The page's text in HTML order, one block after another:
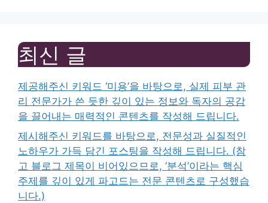
최신 글
제공해주신 키워드 ‘미용’을 바탕으로, 실제 피부 관
리 전문가가 쓴 듯한 깊이 있는 정보와 독자의 공감
을 끌어내는 매력적인 콘텐츠를 작성해 드립니다.
제시해주신 키워드를 바탕으로, 전문성과 실질적인
노하우가 가득 담긴 포스팅을 작성해 드립니다. (참
고 블로그 제목이 비어있으므로, ‘분석’이라는 핵심
주제를 깊이 있게 파고드는 전문 콘텐츠로 구성했습
니다.)